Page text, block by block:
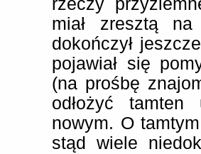
rzeczy
miał zresztą
dokończył
pojawiał się
(na prośbę
odłożyć
nowym. O
stąd wiele